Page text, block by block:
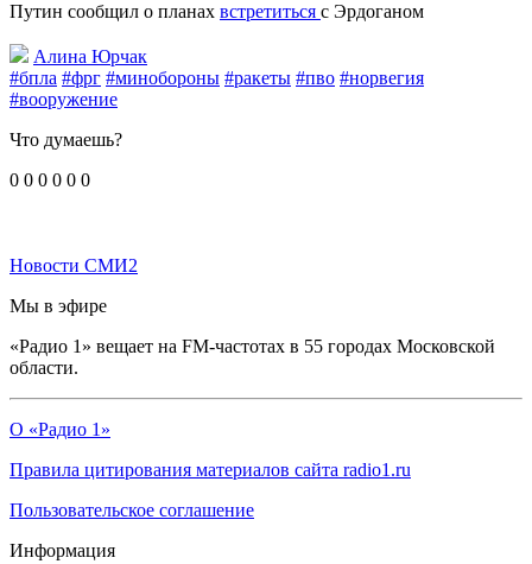
Путин сообщил о планах встретиться с Эрдоганом
Алина Юрчак
#бпла #фрг #минобороны #ракеты #пво #норвегия
#вооружение
Что думаешь?
0 0 0 0 0 0
Новости СМИ2
Мы в эфире
«Радио 1» вещает на FM-частотах в 55 городах Московской
области.
О «Радио 1»
Правила цитирования материалов сайта radio1.ru
Пользовательское соглашение
Информация